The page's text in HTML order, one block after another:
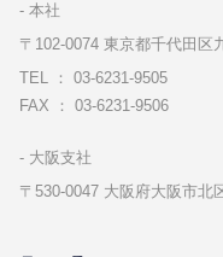
本社
〒102-0074 東京都千代⽥区
TEL ： 03-6231-9505
FAX ： 03-6231-9506
⼤阪⽀社
〒530-0047 ⼤阪府⼤阪市北